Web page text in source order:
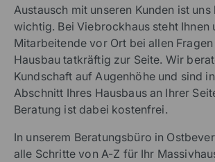
Austausch mit unseren Kunden ist
wichtig. Bei Viebrockhaus steht Ihnen
Mitarbeitende vor Ort bei allen
Hausbau tatkräftig zur Seite. Wir
Kundschaft auf Augenhöhe und sind
Abschnitt Ihres Hausbaus an Ihrer
Beratung ist dabei kostenfrei.
In unserem Beratungsbüro in
alle Schritte von A-Z für Ihr